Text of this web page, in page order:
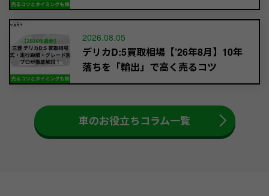
2026.08.05
デリカD:5買取相場【’26年8月】10年
落ちを「輸出」で高く売るコツ
車のお役立ちコラム一覧